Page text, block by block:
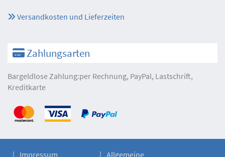
Versandkosten und Lieferzeiten
Zahlungsarten
Bargeldlose Zahlung:per Rechnung, PayPal, Lastschrift,
Kreditkarte
Impressum Allgemeine